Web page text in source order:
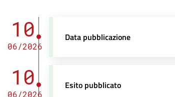
10
06/2026
Data pubblicazione
10
06/2026
Esito pubblicato